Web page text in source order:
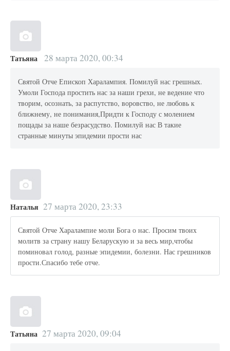
Татьяна 28 марта 2020, 00:34
Святой Отче Епископ Харалампия. Помилуй нас грешных.
Умоли Господа простить нас за наши грехи, не ведение что
творим, осознать, за распутство, воровство, не любовь к
ближнему, не понимания,Придти к Господу с молением
пощады за наше безрасудство. Помилуй нас В такие
странные минуты эпидемии прости нас
Наталья 27 марта 2020, 23:33
Святой Отче Харалампие моли Бога о нас. Просим твоих
молитв за страну нашу Беларускую и за весь мир,чтобы
поминовал голод, разные эпидемии, болезни. Нас грешников
прости.Спасибо тебе отче.
Татьяна 27 марта 2020, 09:04